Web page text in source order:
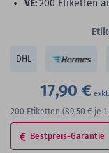
VE:200 Etiketten
DHL
17,90 €
200 Etiketten (89,50 € je
Bestpreis-Garantie